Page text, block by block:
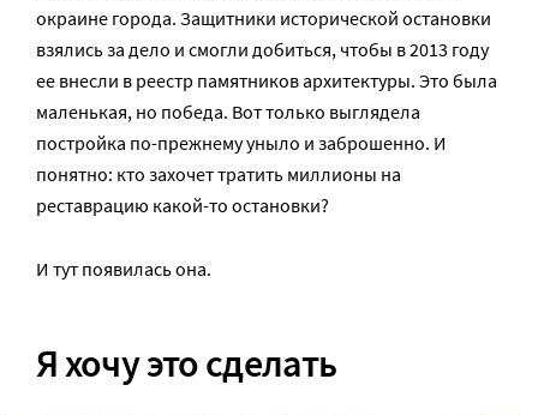
окраине города. Защитники исторической остановки
взялись за дело и смогли добиться, чтобы в 2013 году
ее внесли в реестр памятников архитектуры. Это была
маленькая, но победа. Вот только выглядела
постройка по-прежнему уныло и заброшенно. И
понятно: кто захочет тратить миллионы на
реставрацию какой-то остановки?
И тут появилась она.
Я хочу это сделать